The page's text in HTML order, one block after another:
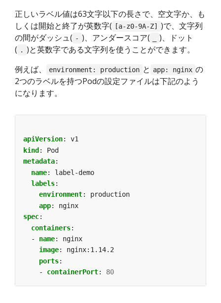
正しいラベル値は63文字以下の長さで、空文字か、も
しくは開始と終了が英数字(
[a-z0-9A-Z]
)で、文字列
の間がダッシュ( - )、アンダースコア(
)、ドット
( . )と英数字である文字列を使うことができます。
例えば、
environment: production と app: nginx の
2つのラベルを持つPodの設定ファイルは下記のよう
になります。
apiVersion:
v1
kind :
Pod
metadata:
name:
label-demo
labels:
environment:
production
app:
nginx
spec:
containers:
- name:
nginx
image:
nginx:1.14.2
ports:
- containerPort: 80